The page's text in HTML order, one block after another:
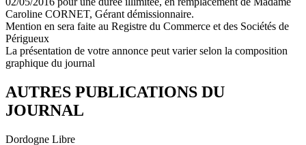
Caroline CORNET, Gérant démissionnaire.
Mention en sera faite au Registre du Commerce et des Sociétés de
Périgueux
La présentation de votre annonce peut varier selon la composition
graphique du journal
AUTRES PUBLICATIONS DU
JOURNAL
Dordogne Libre